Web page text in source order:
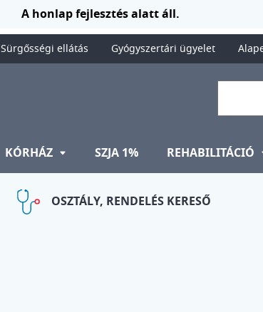
A honlap fejlesztés alatt áll.
Sürgősségi ellátás Gyógyszertári ügyelet
KÓRHÁZ SZJA 1% REHABILITÁCIÓ
OSZTÁLY, RENDELÉS KERESŐ